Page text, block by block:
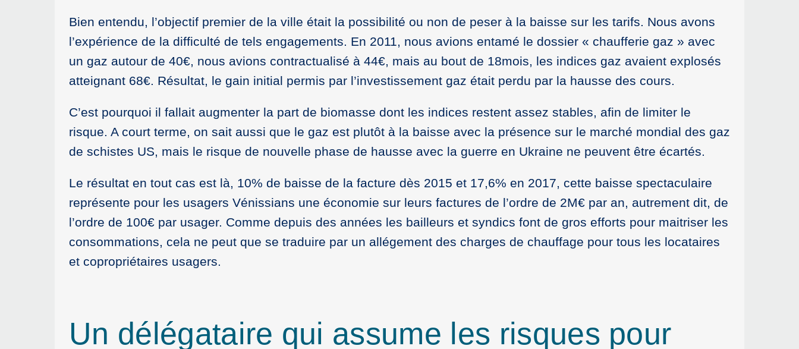
Bien entendu, l’objectif premier de la ville était la possibilité ou non de peser à la baisse sur les tarifs. Nous avons
l’expérience de la difficulté de tels engagements. En 2011, nous avions entamé le dossier « chaufferie gaz » avec
un gaz autour de 40€, nous avions contractualisé à 44€, mais au bout de 18mois, les indices gaz avaient explosés
atteignant 68€. Résultat, le gain initial permis par l’investissement gaz était perdu par la hausse des cours.
C’est pourquoi il fallait augmenter la part de biomasse dont les indices restent assez stables, afin de limiter le
risque. A court terme, on sait aussi que le gaz est plutôt à la baisse avec la présence sur le marché mondial des gaz
de schistes US, mais le risque de nouvelle phase de hausse avec la guerre en Ukraine ne peuvent être écartés.
Le résultat en tout cas est là, 10% de baisse de la facture dès 2015 et 17,6% en 2017, cette baisse spectaculaire
représente pour les usagers Vénissians une économie sur leurs factures de l’ordre de 2M€ par an, autrement dit, de
l’ordre de 100€ par usager. Comme depuis des années les bailleurs et syndics font de gros efforts pour maitriser les
consommations, cela ne peut que se traduire par un allégement des charges de chauffage pour tous les locataires
et copropriétaires usagers.
Un délégataire qui assume les risques pour